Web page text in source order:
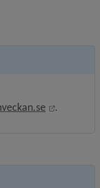
Länk till
.